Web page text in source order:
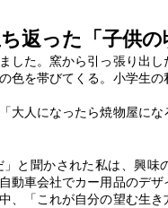
返った「子供の
た。窯から引っ張り出し
色を帯びてくる。小学生の
大人になったら焼物屋に
と聞かされた私は、興味
動車会社でカー用品のデ
、「これが自分の望む生